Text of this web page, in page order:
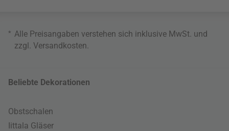
* Alle Preisangaben verstehen sich inklusive MwSt. und
zzgl. Versandkosten.
Beliebte Dekorationen
Obstschalen
Iittala Gläser